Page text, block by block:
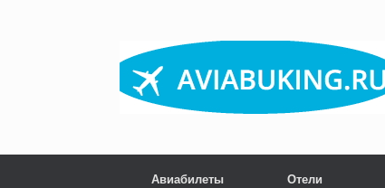
Авиабилеты Отели